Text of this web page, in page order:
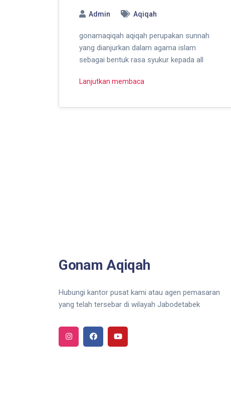
Admin Aqiqah
gonamaqiqah aqiqah perupakan sunnah
yang dianjurkan dalam agama islam
sebagai bentuk rasa syukur kepada all
Lanjutkan membaca
Gonam Aqiqah
Hubungi kantor pusat kami atau agen pemasaran
yang telah tersebar di wilayah Jabodetabek